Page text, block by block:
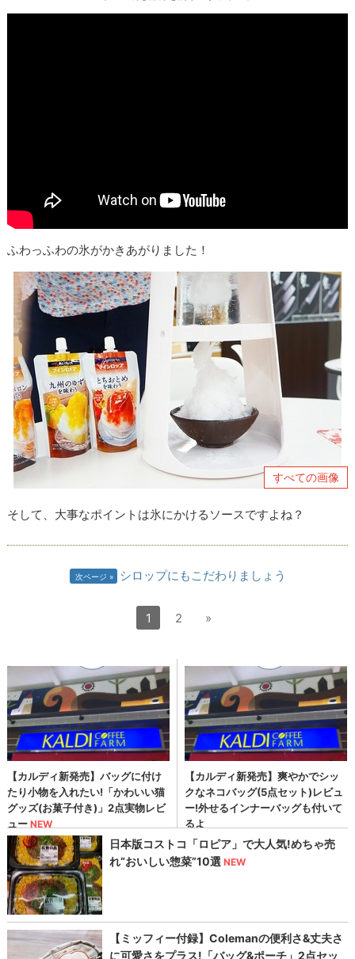
ふわっふわの氷がかきあがりました！
すべての画像
そして、大事なポイントは氷にかけるソースですよね？
次ページ シロップにもこだわりましょう
1 2 »